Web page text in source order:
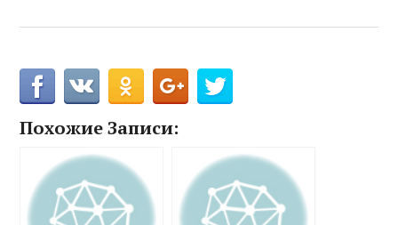
Похожие Записи: